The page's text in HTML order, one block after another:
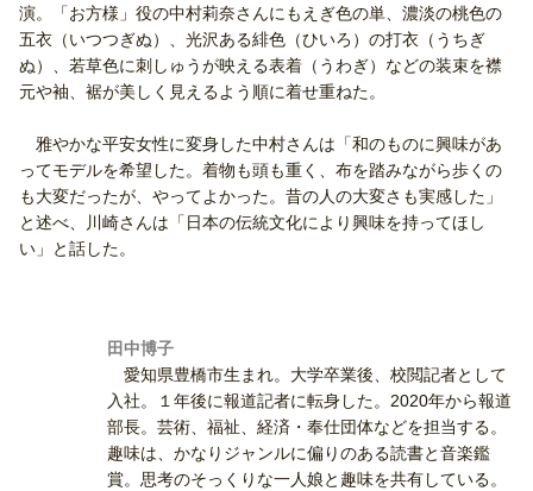
演。「お方様」役の中村莉奈さんにもえぎ色の単、濃淡の桃色の
五衣（いつつぎぬ）、光沢ある緋色（ひいろ）の打衣（うちぎ
ぬ）、若草色に刺しゅうが映える表着（うわぎ）などの装束を襟
元や袖、裾が美しく見えるよう順に着せ重ねた。
雅やかな平安女性に変身した中村さんは「和のものに興味があ
ってモデルを希望した。着物も頭も重く、布を踏みながら歩くの
も大変だったが、やってよかった。昔の人の大変さも実感した」
と述べ、川崎さんは「日本の伝統文化により興味を持ってほし
い」と話した。
田中博子
愛知県豊橋市生まれ。大学卒業後、校閲記者として
入社。１年後に報道記者に転身した。2020年から報道
部長。芸術、福祉、経済・奉仕団体などを担当する。
趣味は、かなりジャンルに偏りのある読書と音楽鑑
賞。思考のそっくりな一人娘と趣味を共有している。